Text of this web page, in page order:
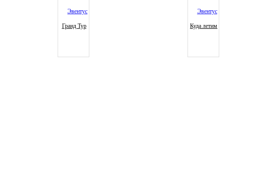
Гранд Тур Куда летим